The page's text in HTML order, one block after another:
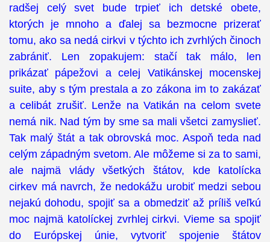
radšej celý svet bude trpieť ich detské obete,
ktorých je mnoho a ďalej sa bezmocne prizerať
tomu, ako sa nedá cirkvi v týchto ich zvrhlých činoch
zabrániť. Len zopakujem: stačí tak málo, len
prikázať pápežovi a celej Vatikánskej mocenskej
suite, aby s tým prestala a zo zákona im to zakázať
a celibát zrušiť. Lenže na Vatikán na celom svete
nemá nik. Nad tým by sme sa mali všetci zamyslieť.
Tak malý štát a tak obrovská moc. Aspoň teda nad
celým západným svetom. Ale môžeme si za to sami,
ale najmä vlády všetkých štátov, kde katolícka
cirkev má navrch, že nedokážu urobiť medzi sebou
nejakú dohodu, spojiť sa a obmedziť až príliš veľkú
moc najmä katolíckej zvrhlej cirkvi. Vieme sa spojiť
do Európskej únie, vytvoriť spojenie štátov